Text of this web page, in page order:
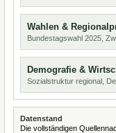
Wahlen &
Bundestagswahl 2025,
Demografie &
Sozialstruktur regional,
Datenstand
Die vollständigen